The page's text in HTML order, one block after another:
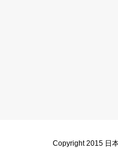
Copyright 2015 日